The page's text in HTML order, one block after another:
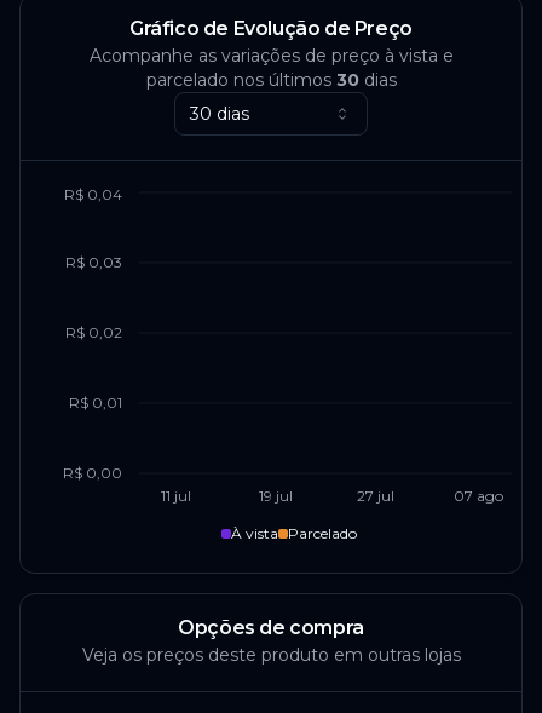
Gráfico de Evolução de Preço
Acompanhe as variações de preço à vista e
parcelado nos últimos 30dias
30 dias
11 jul 19 jul 27 jul 07 ago
R$ 0,00
R$ 0,01
R$ 0,02
R$ 0,03
R$ 0,04
À vista Parcelado
Opções de compra
Veja os preços deste produto em outras lojas